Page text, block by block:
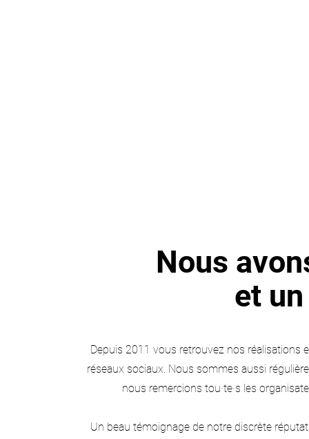
Nous
et
Depuis 2011 vous retrouvez nos réalisations
réseaux sociaux. Nous sommes aussi
nous remercions tou·te·s les
Un beau témoignage de notre discrète